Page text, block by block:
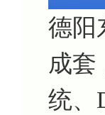
德阳
成套
统、